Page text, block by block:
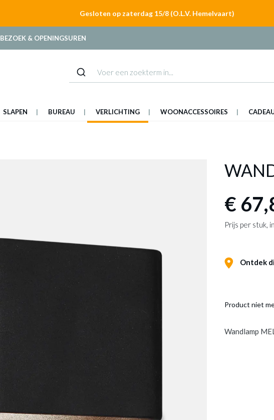
Gesloten op zaterdag 15/8 (O.L.V. Hemelvaart)
BEZOEK & OPENINGSUREN
SLAPEN BUREAU VERLICHTING WOONACCESSOIRES
€
Prijs per stuk,
Ontdek
Product niet
Wandlamp